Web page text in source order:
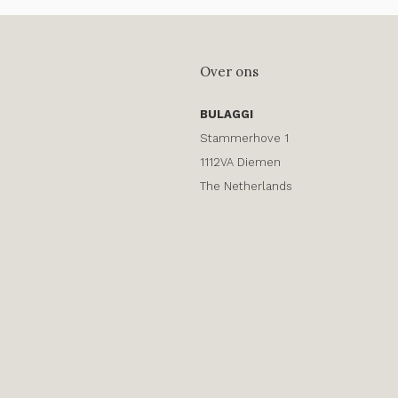
Over ons
BULAGGI
Stammerhove 1
1112VA Diemen
The Netherlands